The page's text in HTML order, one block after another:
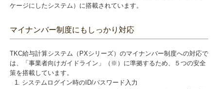
ケージにしたシステム）に搭載されています。
マイナンバー制度にもしっかり対応
TKC給与計算システム（PXシリーズ）のマイナンバー制度への対応で
は、「事業者向けガイドライン」（※）に準拠するため、５つの安全
策を搭載しています。
システムログイン時のID/パスワード入力